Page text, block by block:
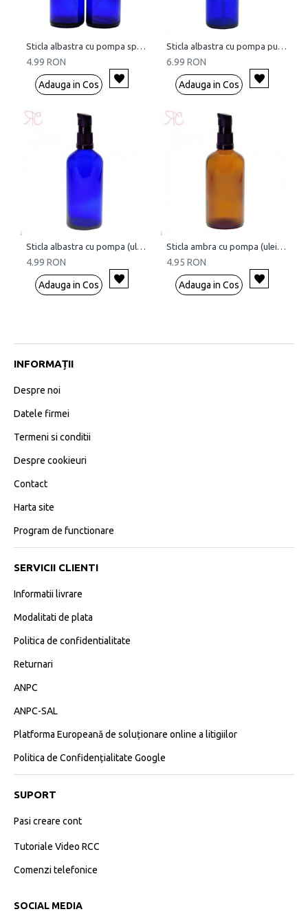
Sticla albastra cu pompa spray, 100 ml
4.99 RON
Adauga in Cos
Sticla albastra cu pompa pulverizatoare, 100 ml
6.99 RON
Adauga in Cos
Sticla albastra cu pompa (uleiuri), 100 ml
4.99 RON
Adauga in Cos
Sticla ambra cu pompa (uleiuri), 100 ml
4.95 RON
Adauga in Cos
INFORMAȚII
Despre noi
Datele firmei
Termeni si conditii
Despre cookieuri
Contact
Harta site
Program de functionare
SERVICII CLIENTI
Informatii livrare
Modalitati de plata
Politica de confidentialitate
Returnari
ANPC
ANPC-SAL
Platforma Europeană de soluționare online a litigiilor
Politica de Confidențialitate Google
SUPORT
Pasi creare cont
Tutoriale Video RCC
Comenzi telefonice
SOCIAL MEDIA